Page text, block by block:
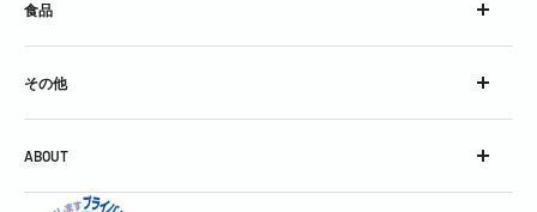
ブランデー
スピリッツ
コンク
シロップ
スパークリングワイン
スティル・ワイン
食品
チーズ
加工食品
その他
グラス
グッズ
ABOUT
会社概要